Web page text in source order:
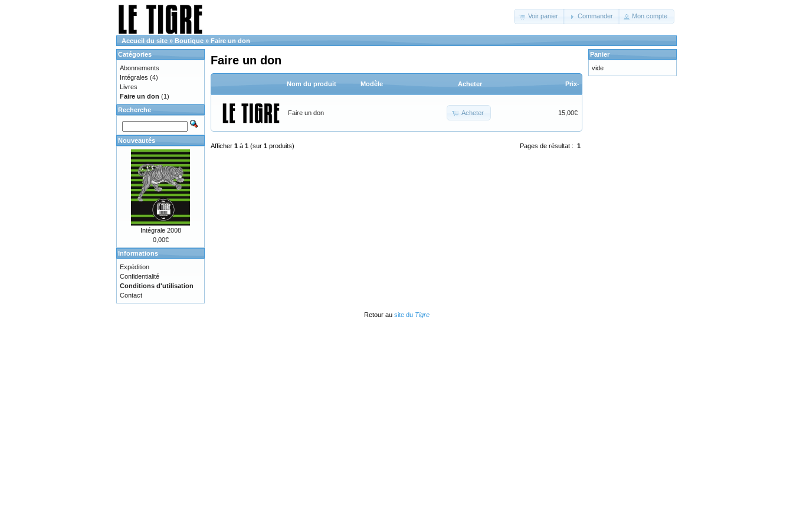
Voir panier Commander Mon compte
Accueil du site » Boutique » Faire un don
Faire un don
Nom du produit Modèle Acheter Prix-
Faire un don Acheter 15,00€
Pages de résultat : 1
Afficher 1 à 1 (sur 1 produits)
Catégories
Abonnements
Intégrales (4)
Livres
Faire un don (1)
Recherche
Nouveautés
Intégrale 2008
0,00€
Informations
Expédition
Confidentialité
Conditions d'utilisation
Contact
Panier
vide
Retour au site du Tigre